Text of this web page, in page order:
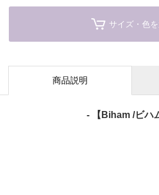
サイズ・色
商品説明
- 【Biham /ビハ